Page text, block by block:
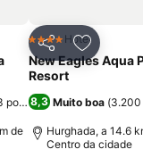
aos favoritos
pontuações)
de
Partilhar
4 EstrelasHotel
New Eagles Aqua
Resort
8,3 Muito boa (3.200
Hurghada, a 14.6
Centro da cidade